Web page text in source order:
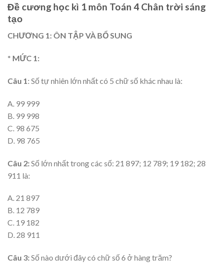
Đề cương học kì 1 môn Toán 4 Chân trời sáng
tạo
CHƯƠNG 1: ÔN TẬP VÀ BỔ SUNG
* MỨC 1:
Câu 1: Số tự nhiên lớn nhất có 5 chữ số khác nhau là:
A. 99 999
B. 99 998
C. 98 675
D. 98 765
Câu 2:Số lớn nhất trong các số: 21 897; 12 789; 19 182; 28
911 là:
A. 21 897
B. 12 789
C. 19 182
D. 28 911
Câu 3:Số nào dưới đây có chữ số 6 ở hàng trăm?